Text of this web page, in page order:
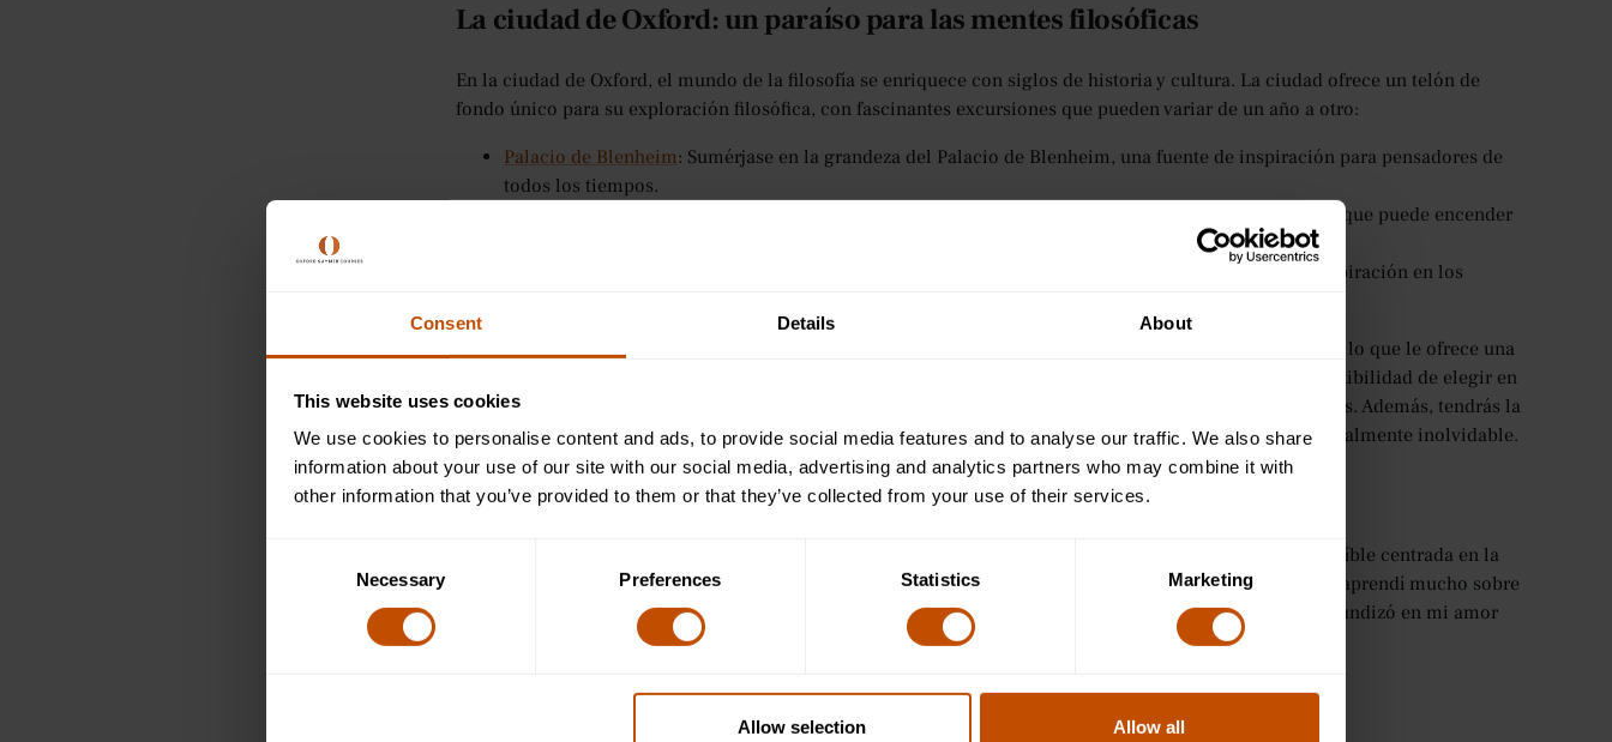
Consent Details About
This website uses cookies
We use cookies to personalise content and ads, to provide social media features and to analyse our traffic. We also share
information about your use of our site with our social media, advertising and analytics partners who may combine it with
other information that you’ve provided to them or that they’ve collected from your use of their services.
Necessary Preferences Statistics Marketing
Allow selection Allow all
La ciudad de Oxford: un paraíso para las mentes filosóficas
En la ciudad de Oxford, el mundo de la filosofía se enriquece con siglos de historia y cultura. La ciudad ofrece un telón de
fondo único para su exploración filosófica, con fascinantes excursiones que pueden variar de un año a otro:
Palacio de Blenheim: Sumérjase en la grandeza del Palacio de Blenheim, una fuente de inspiración para pensadores de
todos los tiempos.
: Explore el patrimonio marítimo de Portsmouth, una ciudad con una rica historia naval que puede encender
Paseo en barca por Oxford: Déjate llevar por las serenas aguas de los ríos de Oxford y encuentra inspiración en los
Es importante tener en cuenta que las excursiones específicas disponibles pueden variar de un año a otro, lo que le ofrece una
experiencia nueva y única en cada ocasión. Además, según la disponibilidad, los estudiantes tienen la flexibilidad de elegir en
qué ciudad se alojarán, asegurándose de que su aventura de verano se adapte a sus preferencias e intereses. Además, tendrás la
oportunidad de establecer conexiones con personas de diversos orígenes, lo que hará que tu verano sea realmente inolvidable.
Testimonios de alumnos anteriores:
«Asistió a la Escuela de Verano de Filosofía de los Cursos de Verano de Oxford y fue una experiencia increíble centrada en la
filosofía. El entorno de grupos reducidos permitió que el tutor me prestara una atención personalizada, y aprendí mucho sobre
la filosofía de la mano de mis compañeros de clase durante nuestras animadas discusiones. El curso profundizó en mi amor
por la filosofía y estoy agradecido por los conocimientos y las experiencias adquiridas». - Alex, EE. UU.